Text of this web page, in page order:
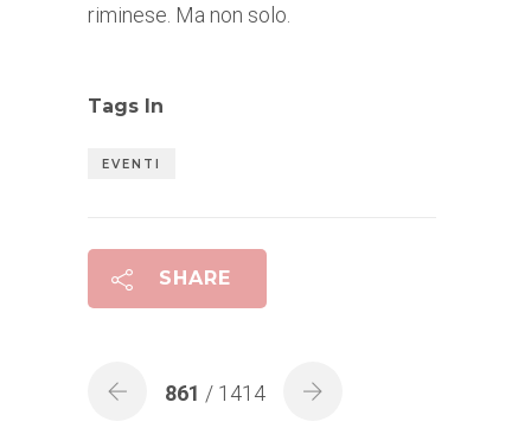
riminese. Ma non solo.
Tags In
EVENTI
SHARE
861 / 1414